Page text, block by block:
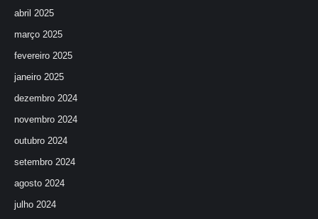
abril 2025
março 2025
fevereiro 2025
janeiro 2025
dezembro 2024
novembro 2024
outubro 2024
setembro 2024
agosto 2024
julho 2024